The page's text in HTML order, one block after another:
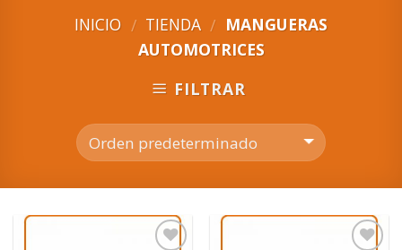
INICIO / TIENDA / MANGUERAS
AUTOMOTRICES
FILTRAR